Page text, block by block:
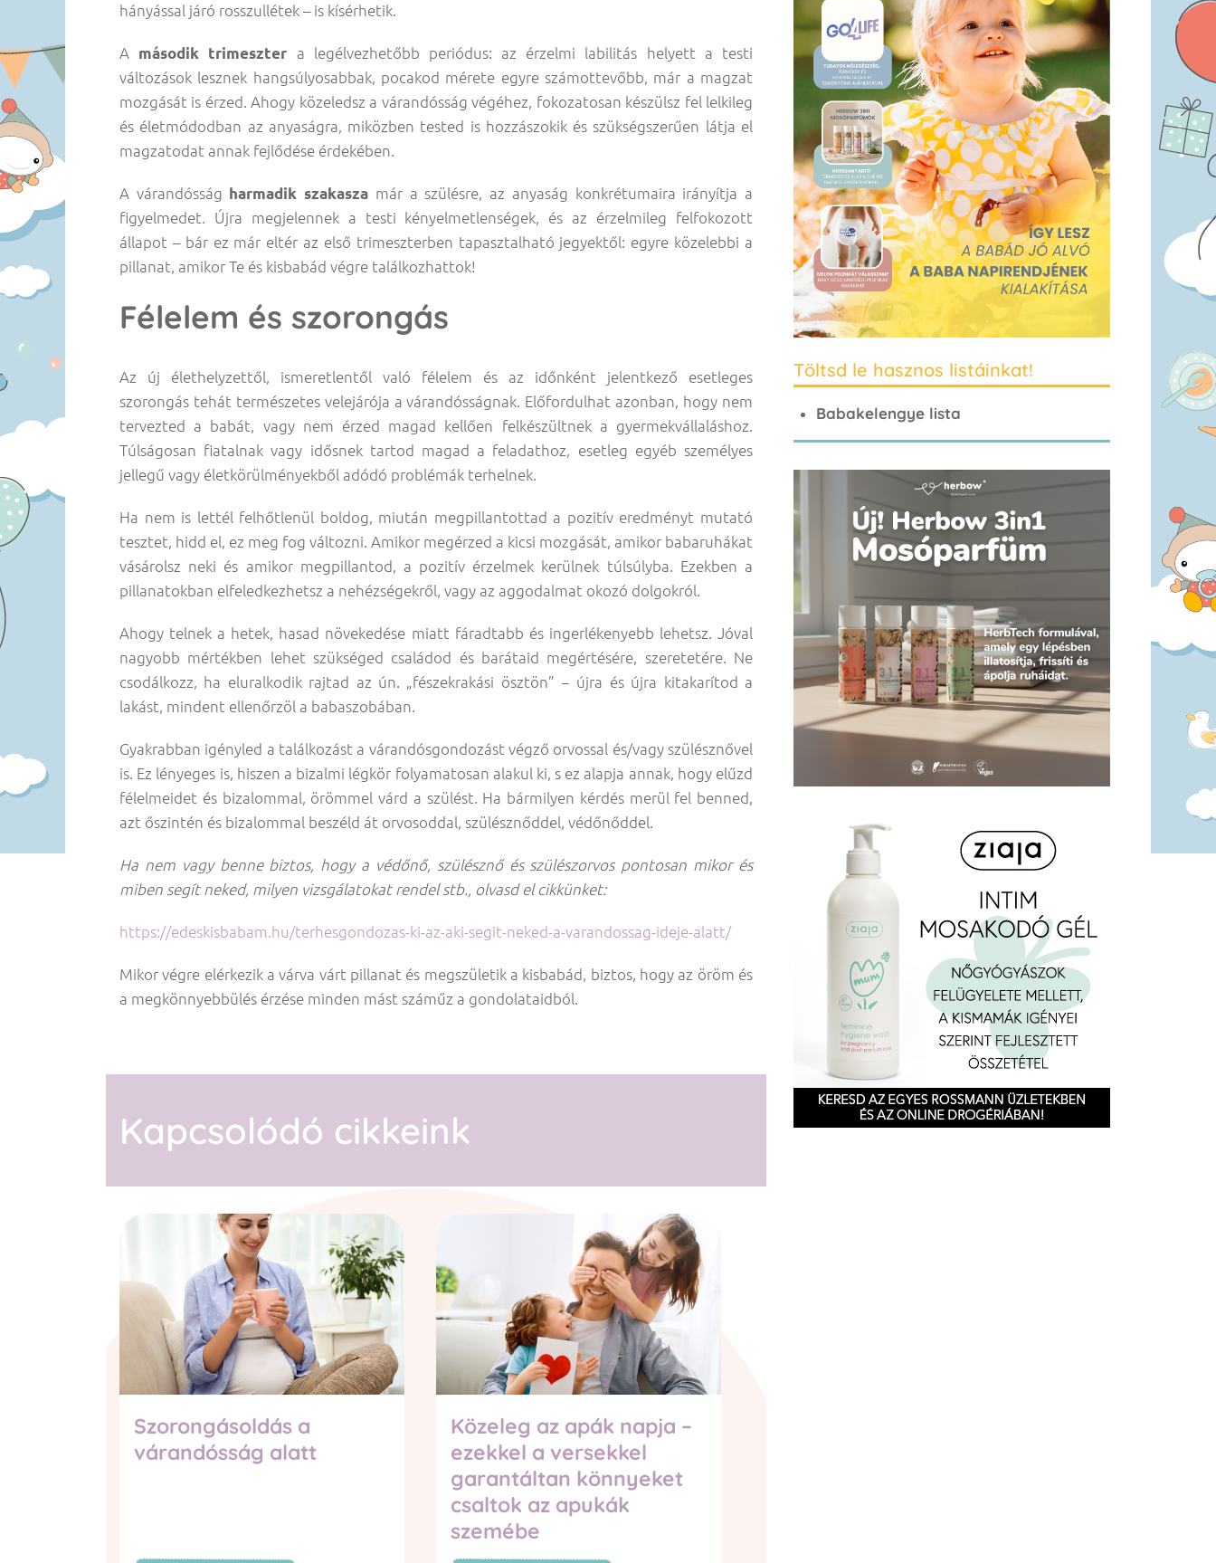
hányással járó rosszullétek – is kísérhetik.
A második trimeszter a legélvezhetőbb periódus: az érzelmi labilitás helyett a testi
változások lesznek hangsúlyosabbak, pocakod mérete egyre számottevőbb, már a magzat
mozgását is érzed. Ahogy közeledsz a várandósság végéhez, fokozatosan készülsz fel lelkileg
és életmódodban az anyaságra, miközben tested is hozzászokik és szükségszerűen látja el
magzatodat annak fejlődése érdekében.
A várandósság harmadik szakasza már a szülésre, az anyaság konkrétumaira irányítja a
figyelmedet. Újra megjelennek a testi kényelmetlenségek, és az érzelmileg felfokozott
állapot – bár ez már eltér az első trimeszterben tapasztalható jegyektől: egyre közelebbi a
pillanat, amikor Te és kisbabád végre találkozhattok!
Félelem és szorongás
Az új élethelyzettől, ismeretlentől való félelem és az időnként jelentkező esetleges
szorongás tehát természetes velejárója a várandósságnak. Előfordulhat azonban, hogy nem
tervezted a babát, vagy nem érzed magad kellően felkészültnek a gyermekvállaláshoz.
Túlságosan fiatalnak vagy idősnek tartod magad a feladathoz, esetleg egyéb személyes
jellegű vagy életkörülményekből adódó problémák terhelnek.
Ha nem is lettél felhőtlenül boldog, miután megpillantottad a pozitív eredményt mutató
tesztet, hidd el, ez meg fog változni. Amikor megérzed a kicsi mozgását, amikor babaruhákat
vásárolsz neki és amikor megpillantod, a pozitív érzelmek kerülnek túlsúlyba. Ezekben a
pillanatokban elfeledkezhetsz a nehézségekről, vagy az aggodalmat okozó dolgokról.
Ahogy telnek a hetek, hasad növekedése miatt fáradtabb és ingerlékenyebb lehetsz. Jóval
nagyobb mértékben lehet szükséged családod és barátaid megértésére, szeretetére. Ne
csodálkozz, ha eluralkodik rajtad az ún. „fészekrakási ösztön” − újra és újra kitakarítod a
lakást, mindent ellenőrzöl a babaszobában.
Gyakrabban igényled a találkozást a várandósgondozást végző orvossal és/vagy szülésznővel
is. Ez lényeges is, hiszen a bizalmi légkör folyamatosan alakul ki, s ez alapja annak, hogy elűzd
félelmeidet és bizalommal, örömmel várd a szülést. Ha bármilyen kérdés merül fel benned,
azt őszintén és bizalommal beszéld át orvosoddal, szülésznőddel, védőnőddel.
Ha nem vagy benne biztos, hogy a védőnő, szülésznő és szülészorvos pontosan mikor és
miben segít neked, milyen vizsgálatokat rendel stb., olvasd el cikkünket:
https://edeskisbabam.hu/terhesgondozas-ki-az-aki-segit-neked-a-varandossag-ideje-alatt/
Mikor végre elérkezik a várva várt pillanat és megszületik a kisbabád, biztos, hogy az öröm és
a megkönnyebbülés érzése minden mást száműz a gondolataidból.
Kapcsolódó cikkeink
Szorongásoldás a
várandósság alatt
Közeleg az apák napja –
ezekkel a versekkel
garantáltan könnyeket
csaltok az apukák
szemébe
Töltsd le hasznos listáinkat!
Babakelengye lista